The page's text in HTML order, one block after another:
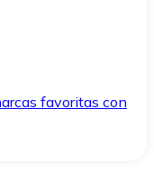
favoritas con